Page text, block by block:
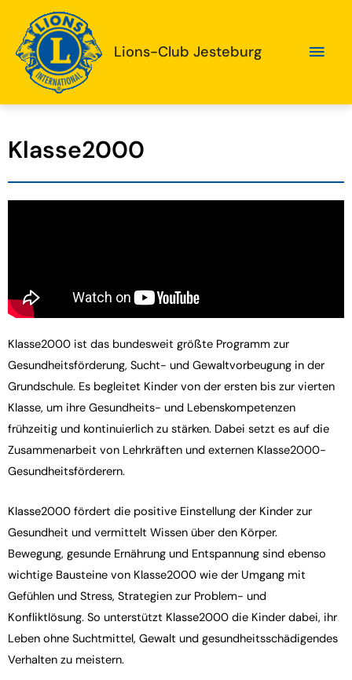
Lions-Club Jesteburg
Klasse2000
Klasse2000 ist das bundesweit größte Programm zur
Gesundheitsförderung, Sucht- und Gewaltvorbeugung in der
Grundschule. Es begleitet Kinder von der ersten bis zur vierten
Klasse, um ihre Gesundheits- und Lebenskompetenzen
frühzeitig und kontinuierlich zu stärken. Dabei setzt es auf die
Zusammenarbeit von Lehrkräften und externen Klasse2000-
Gesundheitsförderern.
Klasse2000 fördert die positive Einstellung der Kinder zur
Gesundheit und vermittelt Wissen über den Körper.
Bewegung, gesunde Ernährung und Entspannung sind ebenso
wichtige Bausteine von Klasse2000 wie der Umgang mit
Gefühlen und Stress, Strategien zur Problem- und
Konfliktlösung. So unterstützt Klasse2000 die Kinder dabei, ihr
Leben ohne Suchtmittel, Gewalt und gesundheitsschädigendes
Verhalten zu meistern.